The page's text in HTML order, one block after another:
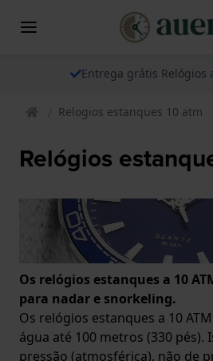
Entrega grátis Relógios
Relogios estanques 10 atm
Relógios
Os relógios estanques a 10
para nadar e snorkeling.
Os relógios estanques a 10
água até 100 metros (330 pés).
pressão (atmosférica), não de